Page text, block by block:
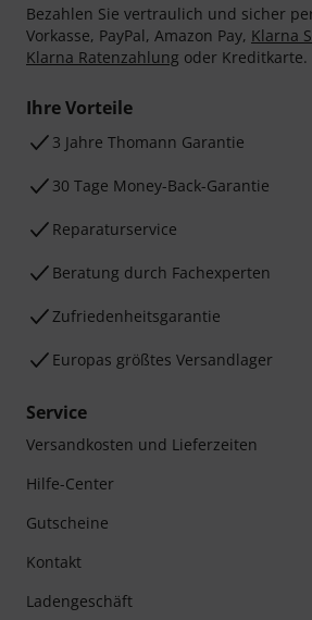
Bezahlen Sie vertraulich und sicher
Vorkasse, PayPal, Amazon Pay, Klarna
Klarna Ratenzahlung oder Kreditkarte.
Ihre Vorteile
3 Jahre Thomann Garantie
30 Tage Money-Back-Garantie
Reparaturservice
Beratung durch Fachexperten
Zufriedenheitsgarantie
Europas größtes Versandlager
Service
Versandkosten und Lieferzeiten
Hilfe-Center
Gutscheine
Kontakt
Ladengeschäft